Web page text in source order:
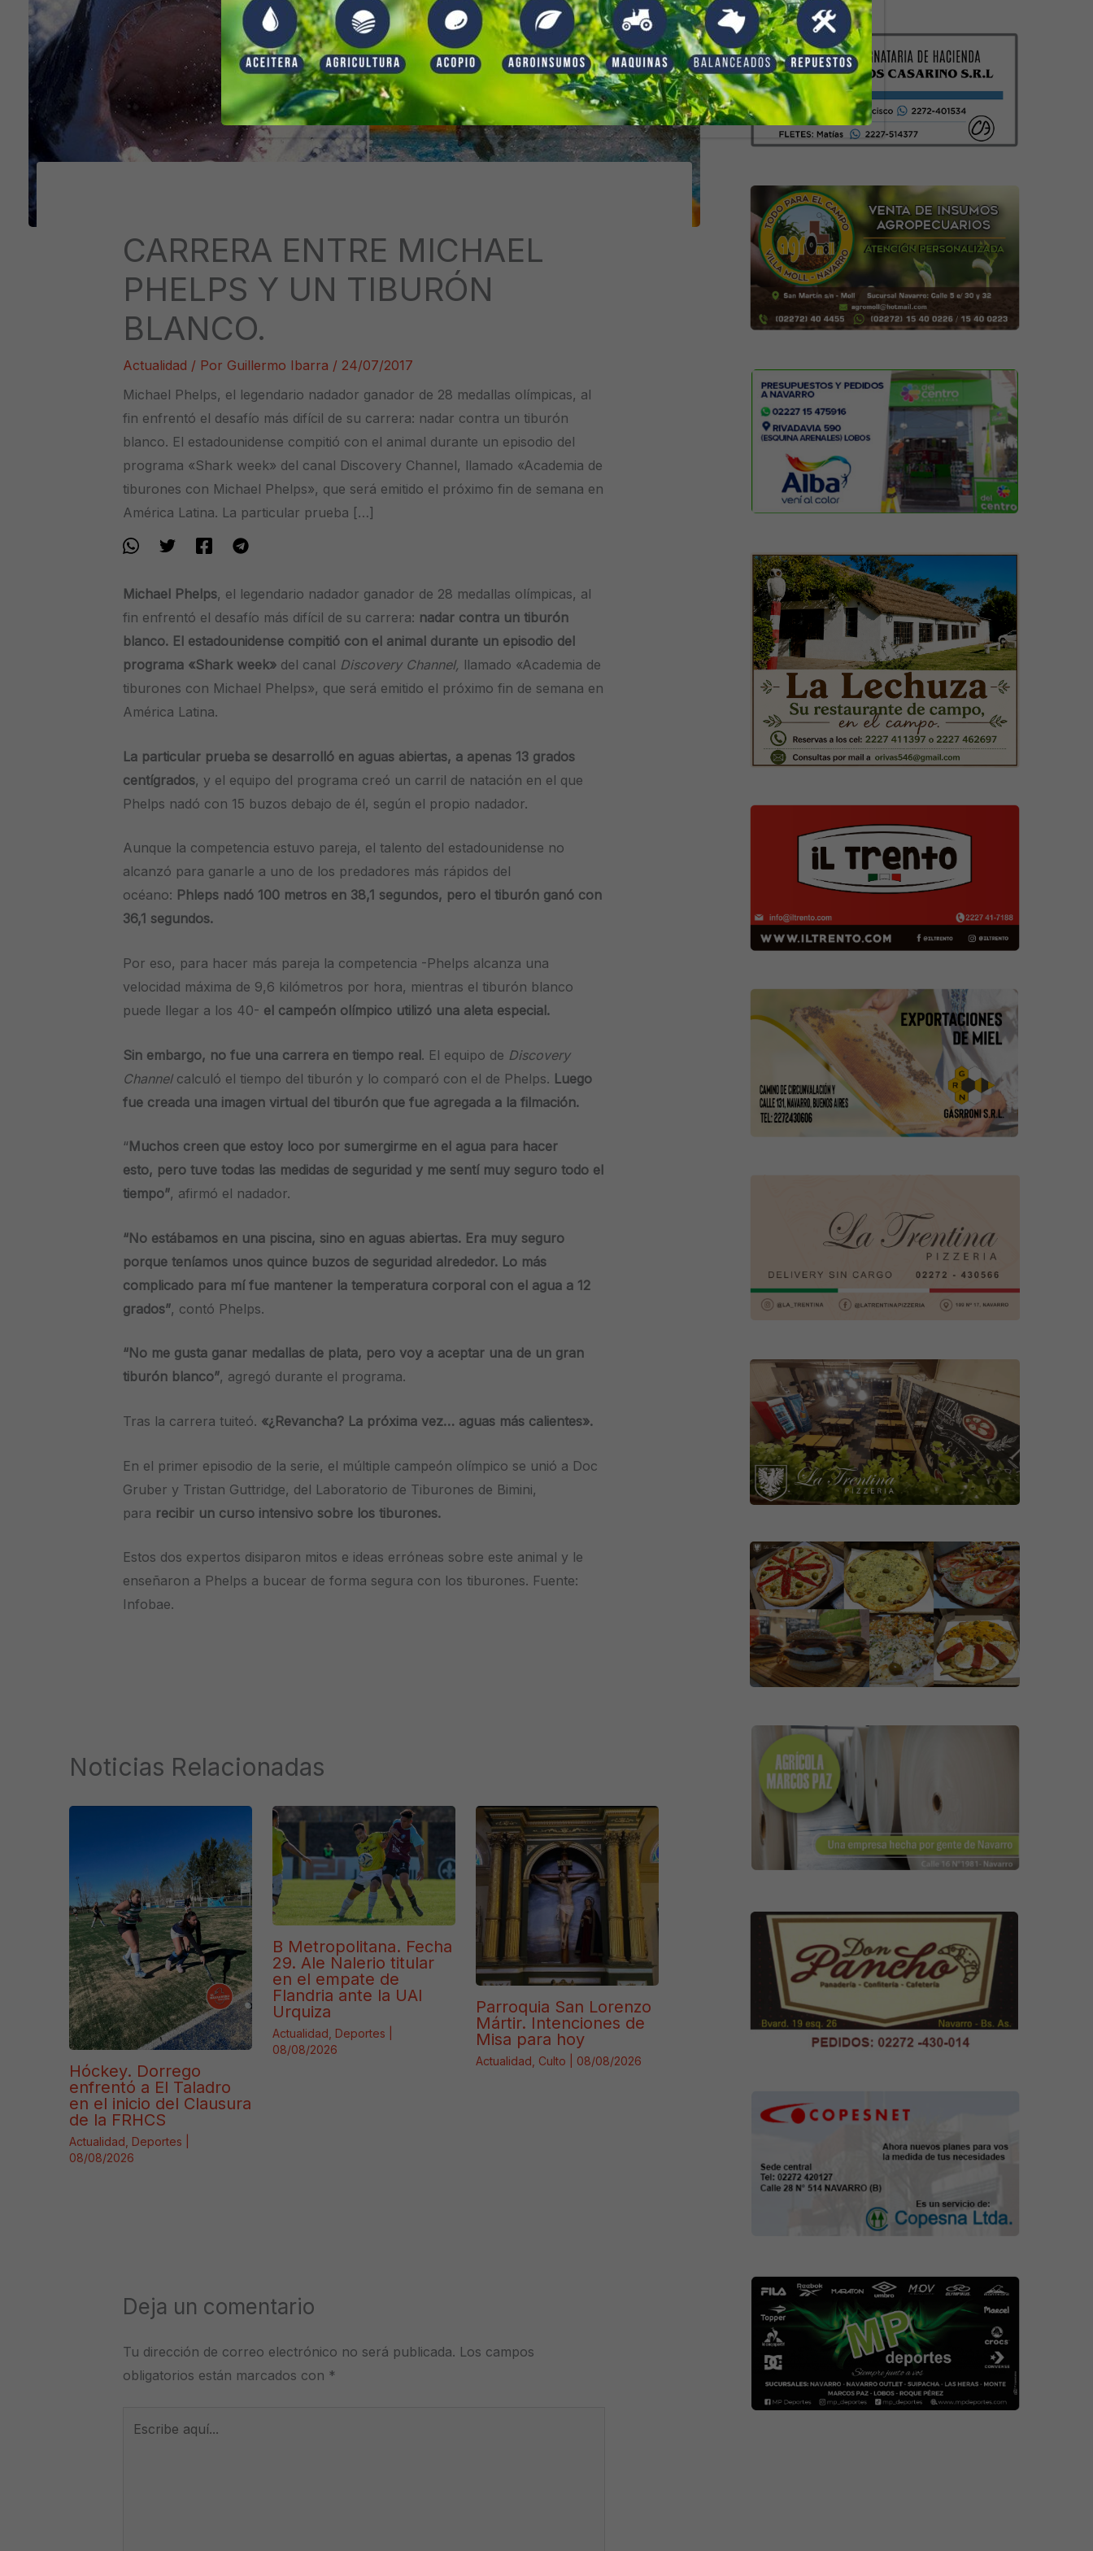
CARRERA ENTRE MICHAEL
PHELPS Y UN TIBURÓN
BLANCO.
Actualidad / Por Guillermo Ibarra /24/07/2017
Michael Phelps, el legendario nadador ganador de 28 medallas olímpicas, al
fin enfrentó el desafío más difícil de su carrera: nadar contra un tiburón
blanco. El estadounidense compitió con el animal durante un episodio del
programa «Shark week» del canal Discovery Channel, llamado «Academia de
tiburones con Michael Phelps», que será emitido el próximo fin de semana en
América Latina. La particular prueba […]
Michael Phelps, el legendario nadador ganador de 28 medallas olímpicas, al
fin enfrentó el desafío más difícil de su carrera: nadar contra un tiburón
blanco. El estadounidense compitió con el animal durante un episodio del
programa «Shark week» del canal Discovery Channel, llamado «Academia de
tiburones con Michael Phelps», que será emitido el próximo fin de semana en
América Latina.
La particular prueba se desarrolló en aguas abiertas, a apenas 13 grados
centígrados, y el equipo del programa creó un carril de natación en el que
Phelps nadó con 15 buzos debajo de él, según el propio nadador.
Aunque la competencia estuvo pareja, el talento del estadounidense no
alcanzó para ganarle a uno de los predadores más rápidos del
océano: Phleps nadó 100 metros en 38,1 segundos, pero el tiburón ganó con
36,1 segundos.
Por eso, para hacer más pareja la competencia -Phelps alcanza una
velocidad máxima de 9,6 kilómetros por hora, mientras el tiburón blanco
puede llegar a los 40- el campeón olímpico utilizó una aleta especial.
Sin embargo, no fue una carrera en tiempo real. El equipo de Discovery
Channel calculó el tiempo del tiburón y lo comparó con el de Phelps. Luego
fue creada una imagen virtual del tiburón que fue agregada a la filmación.
“ Muchos creen que estoy loco por sumergirme en el agua para hacer
esto, pero tuve todas las medidas de seguridad y me sentí muy seguro todo el
tiempo”, afirmó el nadador.
“No estábamos en una piscina, sino en aguas abiertas. Era muy seguro
porque teníamos unos quince buzos de seguridad alrededor. Lo más
complicado para mí fue mantener la temperatura corporal con el agua a 12
grados”, contó Phelps.
“No me gusta ganar medallas de plata, pero voy a aceptar una de un gran
tiburón blanco”, agregó durante el programa.
Tras la carrera tuiteó. «¿Revancha? La próxima vez… aguas más calientes».
En el primer episodio de la serie, el múltiple campeón olímpico se unió a Doc
Gruber y Tristan Guttridge, del Laboratorio de Tiburones de Bimini,
para recibir un curso intensivo sobre los tiburones.
Estos dos expertos disiparon mitos e ideas erróneas sobre este animal y le
enseñaron a Phelps a bucear de forma segura con los tiburones. Fuente:
Infobae.
Noticias Relacionadas
Hóckey. Dorrego
enfrentó a El Taladro
en el inicio del Clausura
de la FRHCS
Actualidad Deportes
08/08/2026
B Metropolitana. Fecha
29. Ale Nalerio titular
en el empate de
Flandria ante la UAI
Urquiza
Actualidad Deportes
08/08/2026
Parroquia San Lorenzo
Mártir. Intenciones de
Misa para hoy
Actualidad Culto 08/08/2026
Deja un comentario
Tu dirección de correo electrónico no será publicada. Los campos
obligatorios están marcados con *